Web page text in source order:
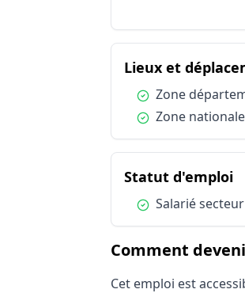
Publics spécifiques
Lieux et
Condition :
Zone
Condition :
Zone nationale
Statut d'emploi
Condition :
Salarié
Comment
Cet emploi est